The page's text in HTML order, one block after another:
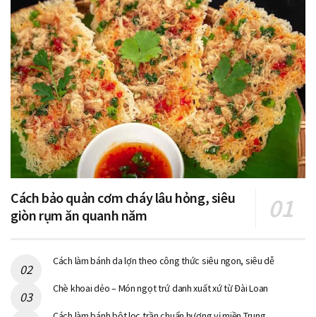
Cách bảo quản cơm cháy lâu hỏng, siêu
giòn rụm ăn quanh năm
Cách làm bánh da lợn theo công thức siêu ngon, siêu dễ
Chè khoai dẻo – Món ngọt trứ danh xuất xứ từ Đài Loan